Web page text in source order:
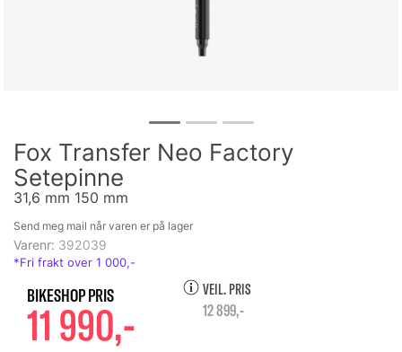
Fox Transfer Neo Factory
Setepinne
31,6 mm 150 mm
Varenr: 392039
11 990,-
VEIL. PRIS
12 899,-
Send meg mail når varen er på lager